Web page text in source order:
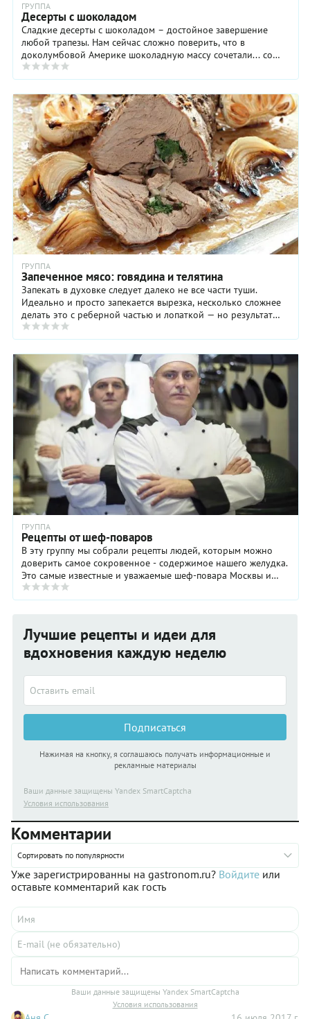
ГРУППА
Десерты с шоколадом
Сладкие десерты с шоколадом – достойное завершение
любой трапезы. Нам сейчас сложно поверить, что в
доколумбовой Америке шоколадную массу сочетали... со
острыми специями: нет, шоколад для нас – ...
ГРУППА
Запеченное мясо: говядина и телятина
Запекать в духовке следует далеко не все части туши.
Идеально и просто запекается вырезка, несколько сложнее
делать это с реберной частью и лопаткой — но результат
оправдывает любые усилия. Особого ...
ГРУППА
Рецепты от шеф-поваров
В эту группу мы собрали рецепты людей, которым можно
доверить самое сокровенное - содержимое нашего желудка.
Это самые известные и уважаемые шеф-повара Москвы и
Санкт-Петербурга: Владимир Мухин, Иван ...
Лучшие рецепты и идеи для
вдохновения каждую неделю
Подписаться
Нажимая на кнопку, я соглашаюсь получать информационные и
рекламные материалы
Ваши данные защищены Yandex SmartCaptcha
Условия использования
Комментарии
Сортировать по популярности
Уже зарегистрированны на gastronom.ru? Войдите или
оставьте комментарий как гость
Ваши данные защищены Yandex SmartCaptcha
Условия использования